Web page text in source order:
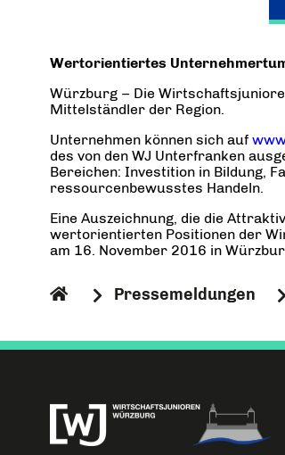
Wertorientiertes
Würzburg – Die
Mittelständler der Region.
Unternehmen können sich auf
des von den WJ Unterfranken
Bereichen: Investition in Bildung,
ressourcenbewusstes Handeln.
Eine Auszeichnung, die die
wertorientierten Positionen der
am 16. November 2016 in
Pressemeldungen